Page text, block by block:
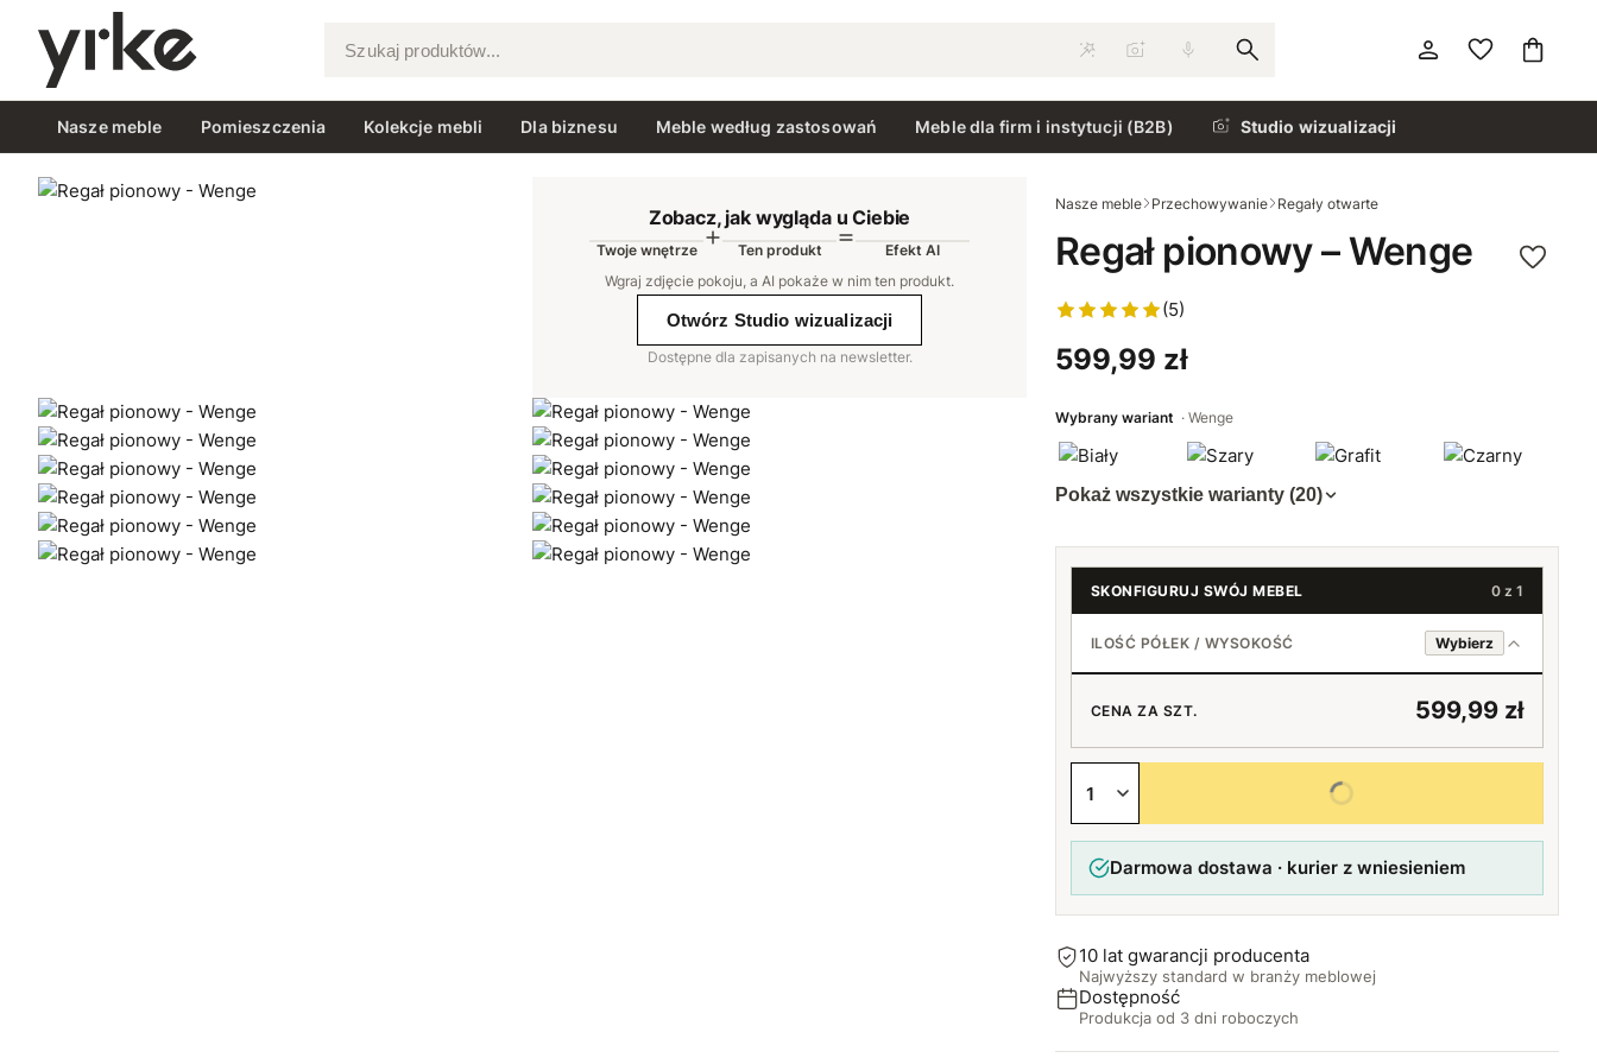
Szukaj produktów...
Nasze meble Pomieszczenia Kolekcje mebli Dla biznesu Meble według zastosowań Meble dla firm i instytucji (B2B) Studio wizualizacji
Zobacz, jak wygląda u Ciebie
Twoje wnętrze Ten produkt
Efekt AI
Wgraj zdjęcie pokoju, a AI pokaże w nim ten produkt.
Otwórz Studio wizualizacji
Dostępne dla zapisanych na newsletter.
Nasze meble Przechowywanie Regały otwarte
Regał pionowy – Wenge
(5)
599,99 zł
Wybrany wariant Wenge
Pokaż wszystkie warianty (20)
SKONFIGURUJ SWÓJ MEBEL 0 z 1
ILOŚĆ PÓŁEK / WYSOKOŚĆ Wybierz
2 półki / 40 cm
3 półki / 60 cm
5 półek / 100 cm
CENA ZA SZT. 599,99 zł
Wybierz wszystkie opcje
Darmowa dostawa · kurier z wniesieniem
10 lat gwarancji producenta
Najwyższy standard w branży meblowej
Dostępność
Produkcja od 3 dni roboczych